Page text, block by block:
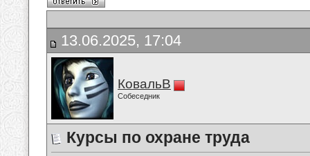
13.06.2025, 17:04
КовальВ
Собеседник
Курсы по охране труда